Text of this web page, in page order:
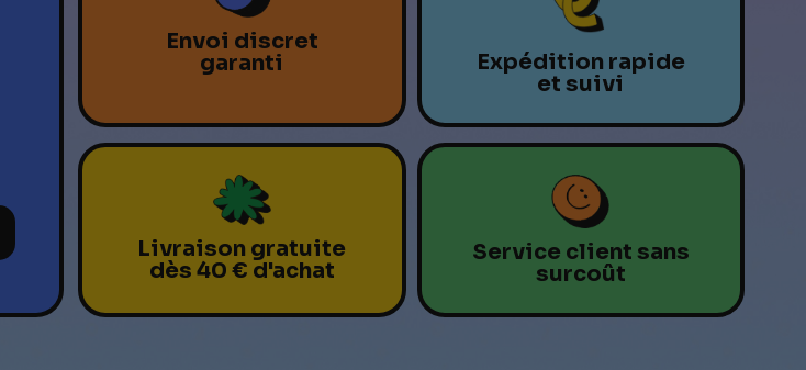
Envoi discret
garanti
Expédition rapide
et suivi
Livraison gratuite
dès 40 € d'achat
Service client sans
surcoût